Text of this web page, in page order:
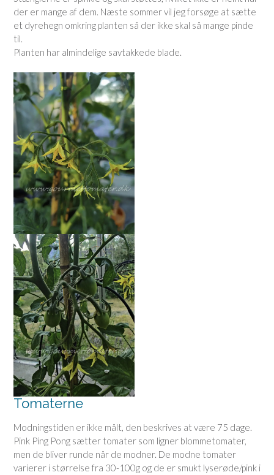
der er mange af dem. Næste sommer vil jeg forsøge at sætte
et dyrehegn omkring planten så der ikke skal så mange pinde
til.
Planten har almindelige savtakkede blade.
Tomaterne
Modningstiden er ikke målt, den beskrives at være 75 dage.
Pink Ping Pong sætter tomater som ligner blommetomater,
men de bliver runde når de modner. De modne tomater
varierer i størrelse fra 30-100g og de er smukt lyserøde/pink i